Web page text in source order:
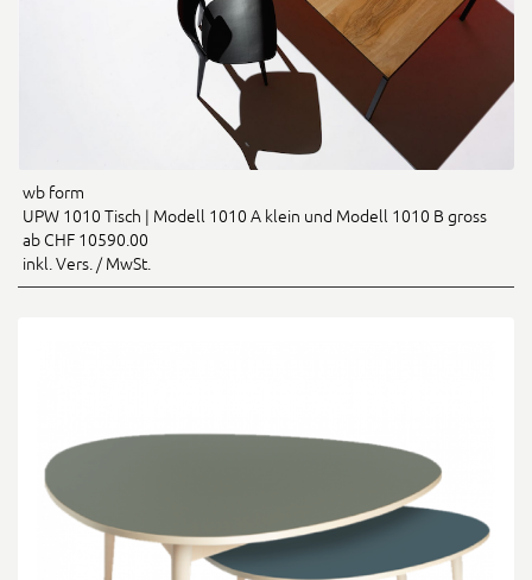
wb form
UPW 1010 Tisch | Modell 1010 A klein und Modell 1010 B gross
ab CHF 10590.00
inkl. Vers. / MwSt.